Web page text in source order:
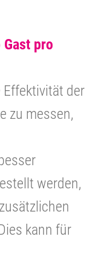
pro
Effektivität der
zu messen,
werden,
kann für